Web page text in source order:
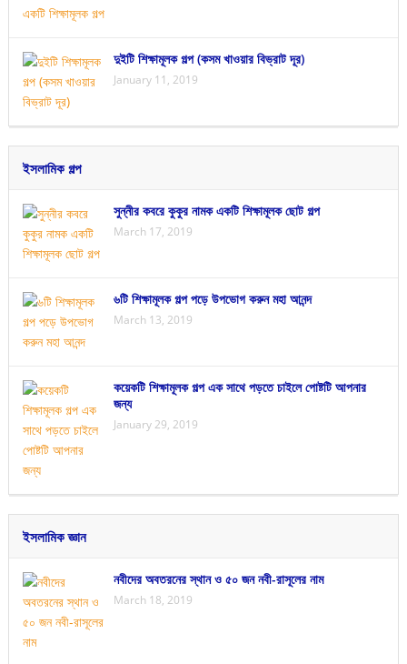
দুইটি শিক্ষামূলক গল্প (কসম খাওয়ার বিভ্রাট দূর)
January 11, 2019
ইসলামিক গল্প
সুন্নীর কবরে কুকুর নামক একটি শিক্ষামূলক ছোট গল্প
March 17, 2019
৬টি শিক্ষামূলক গল্প পড়ে উপভোগ করুন মহা আনন্দ
March 13, 2019
কয়েকটি শিক্ষামূলক গল্প এক সাথে পড়তে চাইলে পোষ্টটি আপনার
জন্য
January 29, 2019
ইসলামিক জ্ঞান
নবীদের অবতরনের স্থান ও ৫০ জন নবী-রাসূলের নাম
March 18, 2019